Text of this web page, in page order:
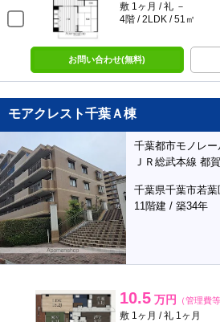
敷 1ヶ月 / 礼 －
4階 / 2LDK / 51㎡
お問い合わせ(無料)
モアクレスト千葉Ａ棟
千葉都市モノレ
ＪＲ総武本線 都
千葉県千葉市若
11階建 / 築34年
10.5 万円 （管理費
敷 1ヶ月 / 礼 1ヶ月